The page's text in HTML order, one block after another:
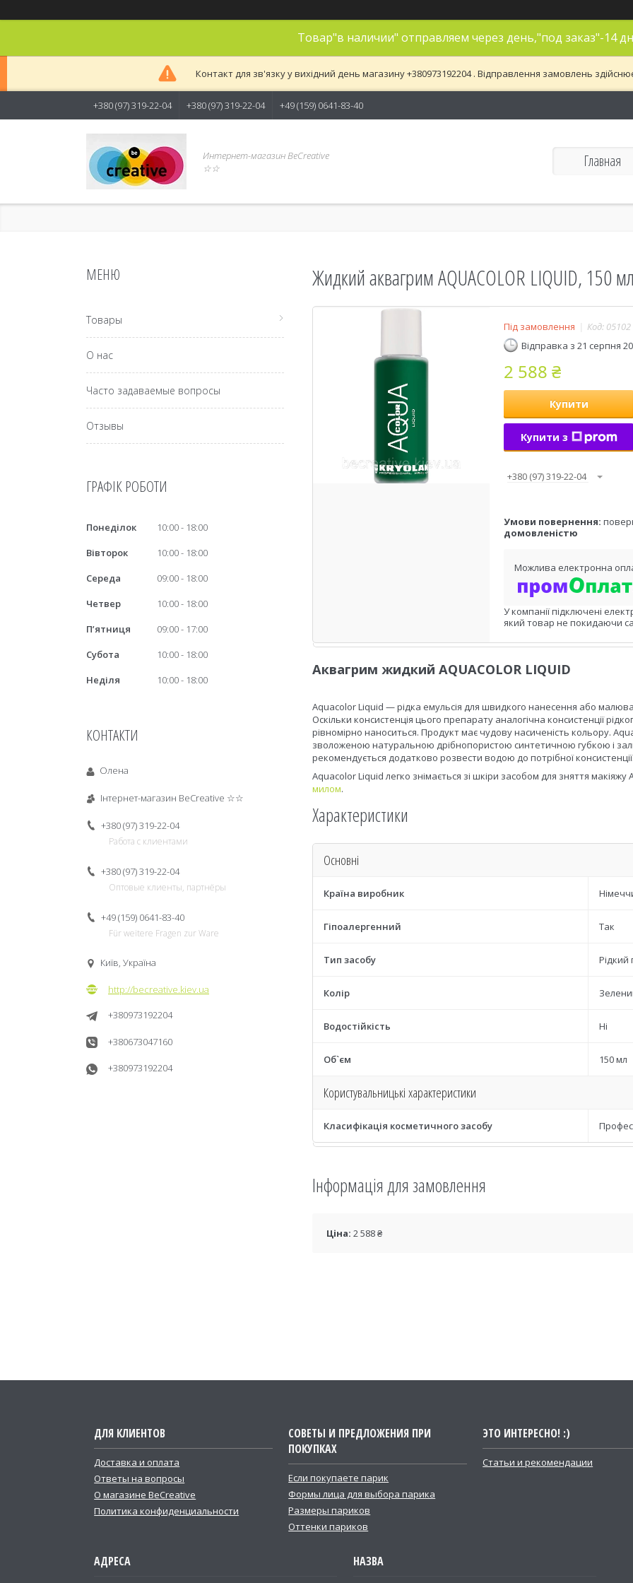
Товар"в наличии" отправляем через день,"под заказ"-14
Контакт для зв'язку у вихідний день магазину +380973192204 . Відправлення замовлень
+380 (97) 319-22-04 +380 (97) 319-22-04 +49 (159) 0641-83-40
Интернет-магазин BeCreative
☆☆
Главная
Жидкий аквагрим AQUACOLOR LIQUID, 150
Під замовлення Код: 05102
Відправка з 21 серпня
2 588 ₴
Купити
Купити з
+380 (97) 319-22-04
домовленістю
У компанії підключені
який товар не покидаючи
Аквагрим жидкий AQUACOLOR LIQUID
Aquacolor Liquid — рідка емульсія для швидкого нанесення або
Оскільки консистенція цього препарату аналогічна консистенції
рівномірно наноситься. Продукт має чудову насиченість кольору.
зволоженою натуральною дрібнопористою синтетичною губкою і
рекомендується додатково розвести водою до потрібної консистенції.
Aquacolor Liquid легко знімається зі шкіри засобом для зняття
милом.
Характеристики
Основні
Країна виробник
Гіпоалергенний Так
Тип засобу Рідкий
Колір
Водостійкість Ні
Об`єм 150 мл
Користувальницькі характеристики
Класифікація косметичного засобу
Інформація для замовлення
Ціна: 2 588 ₴
Товары
О нас
Часто задаваемые вопросы
Отзывы
ГРАФІК РОБОТИ
Понеділок 10:00
18:00
Вівторок
10:00
18:00
Середа
09:00
18:00
Четвер
10:00
18:00
Пʼятниця
09:00
17:00
Субота
10:00
18:00
Неділя
10:00 18:00
КОНТАКТИ
Олена
Інтернет-магазин BeCreative ☆☆
+380 (97) 319-22-04
Работа с клиентами
+380 (97) 319-22-04
Оптовые клиенты, партнёры
+49 (159) 0641-83-40
Für weitere Fragen zur Ware
Київ, Україна
http://becreative.kiev.ua
+380973192204
+380673047160
+380973192204
ДЛЯ КЛИЕНТОВ
Доставка и оплата
Ответы на вопросы
О магазине BeCreative
Политика конфиденциальности
СОВЕТЫ И ПРЕДЛОЖЕНИЯ ПРИ
ПОКУПКАХ
Если покупаете парик
Формы лица для выбора парика
Размеры париков
Оттенки париков
ЭТО ИНТЕРЕСНО! :)
Статьи и рекомендации